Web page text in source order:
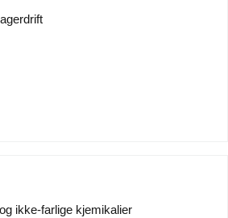
ikke-farlige kjemikalier